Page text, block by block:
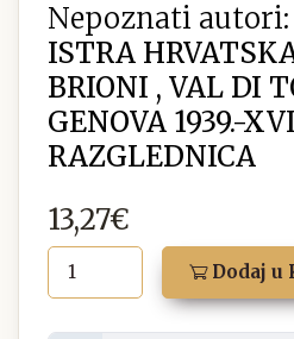
Nepoznati autori:
ISTRA
BRIONI , VAL DI
GENOVA 1939.-
RAZGLEDNICA
13,27€
Dodaj u